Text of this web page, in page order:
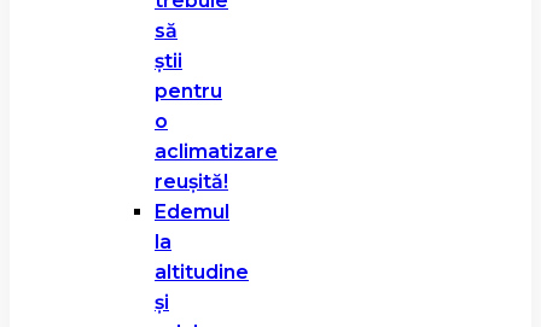
să
știi
pentru
o
aclimatizare
reușită!
Edemul
la
altitudine
și